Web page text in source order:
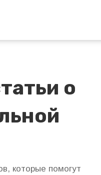
о
которые помогут